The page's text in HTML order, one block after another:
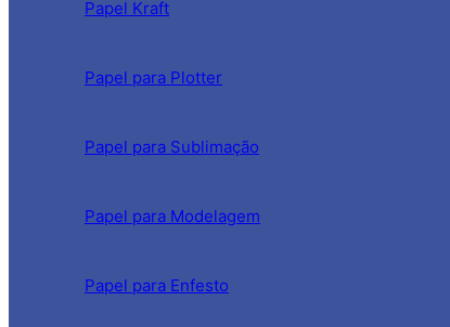
Papel Kraft
Papel para Plotter
Papel para Sublimação
Papel para Modelagem
Papel para Enfesto